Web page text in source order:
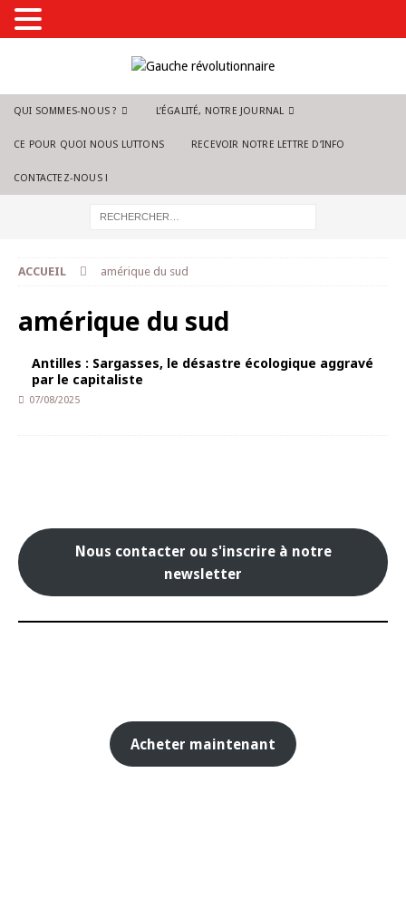
QUI SOMMES-NOUS ? L’ÉGALITÉ, NOTRE JOURNAL
CE POUR QUOI NOUS LUTTONS RECEVOIR NOTRE LETTRE D’INFO
CONTACTEZ-NOUS !
ACCUEIL amérique du sud
amérique du sud
Antilles : Sargasses, le désastre écologique aggravé
par le capitaliste
07/08/2025
Nous contacter ou s'inscrire à notre
newsletter
Acheter maintenant